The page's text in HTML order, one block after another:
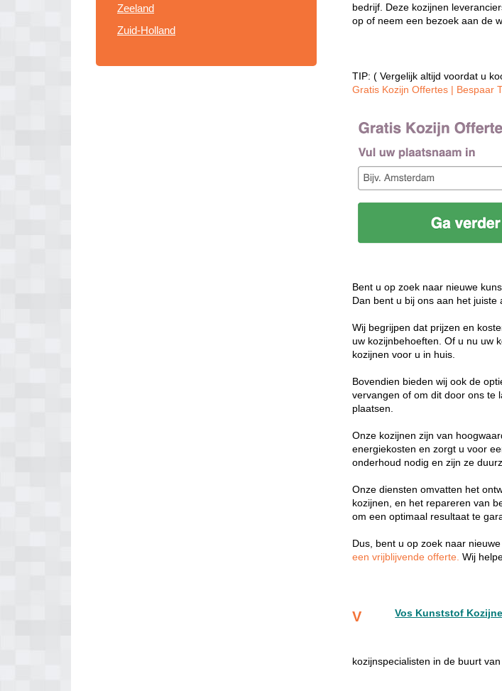
Zeeland
Zuid-Holland
bedrijf. Deze kozijnen
op of neem een bezoek aan de
TIP: ( Vergelijk altijd voordat u
Gratis Kozijn Offertes | Bespaar
Bent u op zoek naar nieuwe
Dan bent u bij ons aan het juiste
Wij begrijpen dat prijzen en
uw kozijnbehoeften. Of u nu uw
kozijnen voor u in huis.
Bovendien bieden wij ook de
vervangen of om dit door ons te
plaatsen.
Onze kozijnen zijn van
energiekosten en zorgt u voor
onderhoud nodig en zijn ze
Onze diensten omvatten het
kozijnen, en het repareren van
om een optimaal resultaat te
Dus, bent u op zoek naar
een vrijblijvende offerte.Wij
V Vos Kunststof
kozijnspecialisten in de buurt